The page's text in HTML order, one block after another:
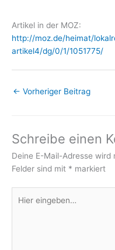
Artikel in der MOZ:
http://moz.de/heimat/
artikel4/dg/0/1/1051775/
← Vorheriger Beitrag
Schreibe einen
Deine E-Mail-Adresse
Felder sind mit * markiert
eingeben…